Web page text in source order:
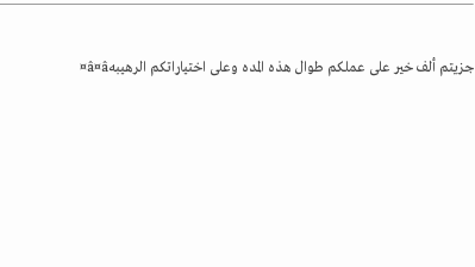
جزيتم ألف خير على عملكم طوال هذه المده وعلى اختياراتكم الرهيبهâ‌¤â‌¤